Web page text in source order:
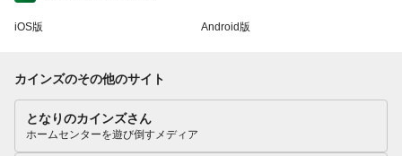
iOS版 Android版
カインズのその他のサイト
となりのカインズさん
ホームセンターを遊び倒すメディア